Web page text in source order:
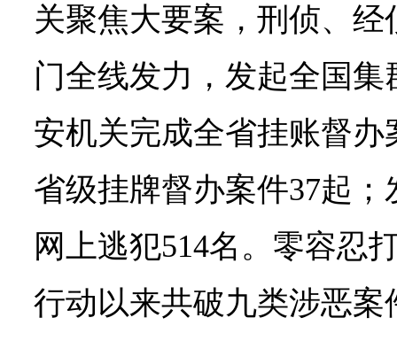
关聚焦大要案，刑侦、
门全线发力，发起全国
安机关完成全省挂账督办
省级挂牌督办案件37起
网上逃犯514名。零容忍
行动以来共破九类涉恶案